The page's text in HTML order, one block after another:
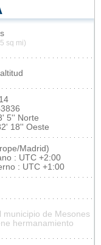
sq mi)
5'' Norte
18'' Oeste
Madrid)
: UTC +2:00
: UTC +1:00
municipio de Mesones
hermanamiento